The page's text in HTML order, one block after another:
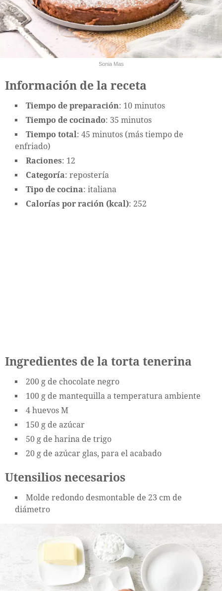
Sonia Mas
Información de la receta
Tiempo de preparación: 10 minutos
Tiempo de cocinado: 35 minutos
Tiempo total: 45 minutos (más tiempo de
enfriado)
Raciones: 12
Categoría: repostería
Tipo de cocina: italiana
Calorías por ración (kcal): 252
Ingredientes de la torta tenerina
200 g de chocolate negro
100 g de mantequilla a temperatura ambiente
4 huevos M
150 g de azúcar
50 g de harina de trigo
20 g de azúcar glas, para el acabado
Utensilios necesarios
Molde redondo desmontable de 23 cm de
diámetro